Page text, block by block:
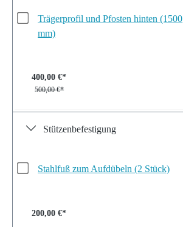
Trägerprofil und Pfosten hinten (1500
mm)
400,00 €*
500,00 €*
Stützenbefestigung
Stahlfuß zum Aufdübeln (2 Stück)
200,00 €*